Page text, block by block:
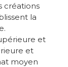
créations
la
et
et
moyen